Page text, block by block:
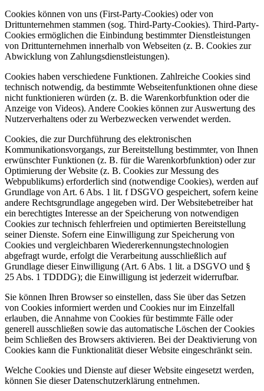
Cookies können von uns (First-Party-Cookies) oder von
Drittunternehmen stammen (sog. Third-Party-Cookies). Third-Party-
Cookies ermöglichen die Einbindung bestimmter Dienstleistungen
von Drittunternehmen innerhalb von Webseiten (z. B. Cookies zur
Abwicklung von Zahlungsdienstleistungen).
Cookies haben verschiedene Funktionen. Zahlreiche Cookies sind
technisch notwendig, da bestimmte Webseitenfunktionen ohne diese
nicht funktionieren würden (z. B. die Warenkorbfunktion oder die
Anzeige von Videos). Andere Cookies können zur Auswertung des
Nutzerverhaltens oder zu Werbezwecken verwendet werden.
Cookies, die zur Durchführung des elektronischen
Kommunikationsvorgangs, zur Bereitstellung bestimmter, von Ihnen
erwünschter Funktionen (z. B. für die Warenkorbfunktion) oder zur
Optimierung der Website (z. B. Cookies zur Messung des
Webpublikums) erforderlich sind (notwendige Cookies), werden auf
Grundlage von Art. 6 Abs. 1 lit. f DSGVO gespeichert, sofern keine
andere Rechtsgrundlage angegeben wird. Der Websitebetreiber hat
ein berechtigtes Interesse an der Speicherung von notwendigen
Cookies zur technisch fehlerfreien und optimierten Bereitstellung
seiner Dienste. Sofern eine Einwilligung zur Speicherung von
Cookies und vergleichbaren Wiedererkennungstechnologien
abgefragt wurde, erfolgt die Verarbeitung ausschließlich auf
Grundlage dieser Einwilligung (Art. 6 Abs. 1 lit. a DSGVO und §
25 Abs. 1 TDDDG); die Einwilligung ist jederzeit widerrufbar.
Sie können Ihren Browser so einstellen, dass Sie über das Setzen
von Cookies informiert werden und Cookies nur im Einzelfall
erlauben, die Annahme von Cookies für bestimmte Fälle oder
generell ausschließen sowie das automatische Löschen der Cookies
beim Schließen des Browsers aktivieren. Bei der Deaktivierung von
Cookies kann die Funktionalität dieser Website eingeschränkt sein.
Welche Cookies und Dienste auf dieser Website eingesetzt werden,
können Sie dieser Datenschutzerklärung entnehmen.